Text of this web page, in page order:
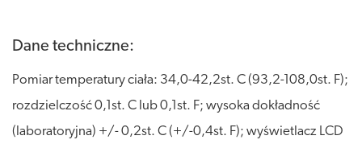
Dane techniczne:
Pomiar temperatury ciała: 34,0-42,2st. C (93,2-108,0st. F);
rozdzielczość 0,1st. C lub 0,1st. F; wysoka dokładność
(laboratoryjna) +/- 0,2st. C (+/-0,4st. F); wyświetlacz LCD